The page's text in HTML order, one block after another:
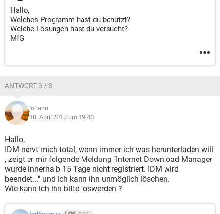
Hallo,
Welches Programm hast du benutzt?
Welche Lösungen hast du versucht?
MfG
ANTWORT 3 / 3
johann
10. April 2013 um 19:40
Hallo,
IDM nervt mich total, wenn immer ich was herunterladen will
, zeigt er mir folgende Meldung "Internet Download Manager
wurde innerhalb 15 Tage nicht registriert. IDM wird
beendet..." und ich kann ihn unmöglich löschen.
Wie kann ich ihn bitte loswerden ?